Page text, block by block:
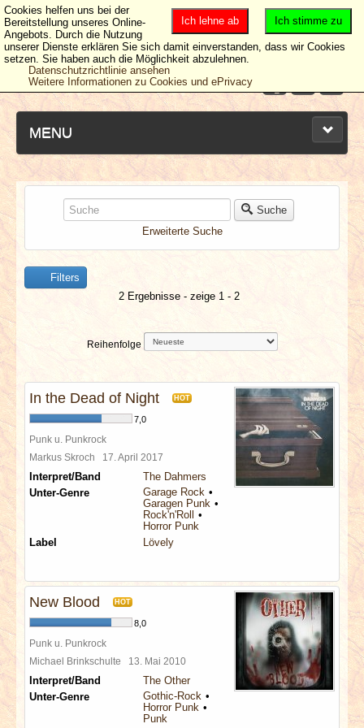
MENU
NEUESTE ARTIKEL
NEWS & DATES
BERICHTE
SPECIALS
REDAKTION
LINKS
ARCHIV
Suche
Erweiterte Suche
Filters
2 Ergebnisse - zeige 1 - 2
Reihenfolge
In the Dead of Night HOT
7,0
Punk u. Punkrock
Markus Skroch 17. April 2017
Interpret/Band
The Dahmers
Unter-Genre
Garage Rock
Garagen Punk
Rock'n'Roll
Horror Punk
Label
Lövely
New Blood HOT
8,0
Punk u. Punkrock
Michael Brinkschulte 13. Mai 2010
Interpret/Band
The Other
Unter-Genre
Gothic-Rock
Horror Punk
Punk
Ich stimme zu
Ich lehne ab
Cookies helfen uns bei der
Bereitstellung unseres Online-
Angebots. Durch die Nutzung
unserer Dienste erklären Sie sich damit einverstanden, dass wir Cookies
setzen. Sie haben auch die Möglichkeit abzulehnen.
Datenschutzrichtlinie ansehen
Weitere Informationen zu Cookies und ePrivacy